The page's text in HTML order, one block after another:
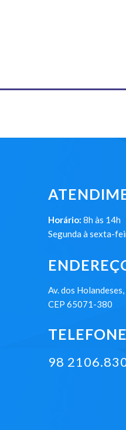
Horário: 8h às 14h
Segunda à sexta-
Av. dos
CEP 65071-380
98